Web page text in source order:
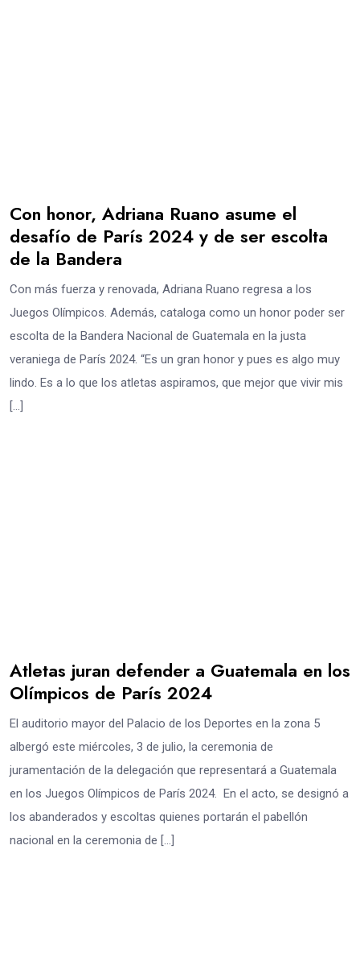
Con honor, Adriana Ruano asume el
desafío de París 2024 y de ser escolta
de la Bandera
Con más fuerza y renovada, Adriana Ruano regresa a los
Juegos Olímpicos. Además, cataloga como un honor poder ser
escolta de la Bandera Nacional de Guatemala en la justa
veraniega de París 2024. “Es un gran honor y pues es algo muy
lindo. Es a lo que los atletas aspiramos, que mejor que vivir mis
[…]
Atletas juran defender a Guatemala en los
Olímpicos de París 2024
El auditorio mayor del Palacio de los Deportes en la zona 5
albergó este miércoles, 3 de julio, la ceremonia de
juramentación de la delegación que representará a Guatemala
en los Juegos Olímpicos de París 2024. En el acto, se designó a
los abanderados y escoltas quienes portarán el pabellón
nacional en la ceremonia de […]